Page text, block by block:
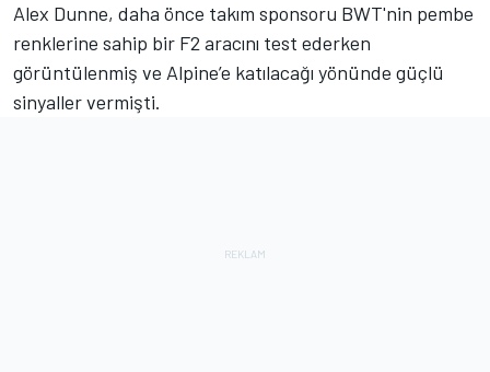
Alex Dunne, daha önce takım sponsoru BWT'nin pembe
renklerine sahip bir F2 aracını test ederken
görüntülenmiş ve Alpine’e katılacağı yönünde güçlü
sinyaller vermişti.